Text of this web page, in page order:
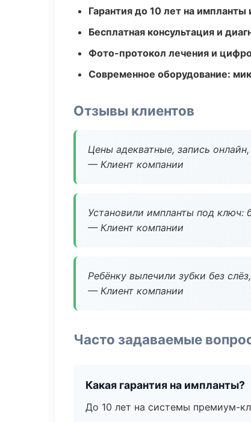
Гарантия до 10 лет на
Бесплатная консультация и
Фото-протокол лечения и
Современное оборудование:
Отзывы клиентов
Цены адекватные, запись
— Клиент компании
Установили импланты под ключ:
— Клиент компании
Ребёнку вылечили зубки без
— Клиент компании
Часто задаваемые
Какая гарантия на импланты?
До 10 лет на системы премиум-